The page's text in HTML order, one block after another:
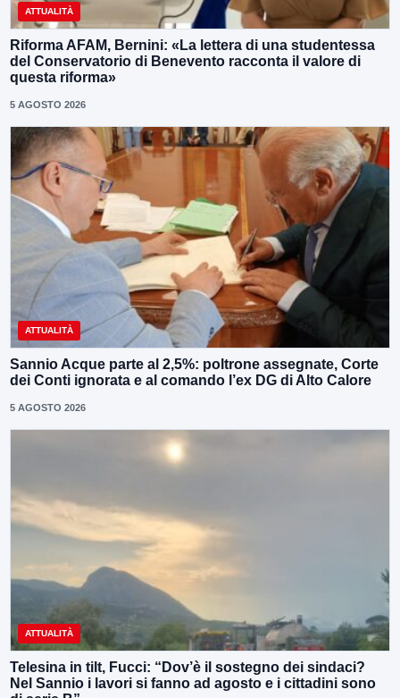
ATTUALITÀ
Riforma AFAM, Bernini: «La lettera di una studentessa
del Conservatorio di Benevento racconta il valore di
questa riforma»
5 AGOSTO 2026
ATTUALITÀ
Sannio Acque parte al 2,5%: poltrone assegnate, Corte
dei Conti ignorata e al comando l’ex DG di Alto Calore
5 AGOSTO 2026
ATTUALITÀ
Telesina in tilt, Fucci: “Dov’è il sostegno dei sindaci?
Nel Sannio i lavori si fanno ad agosto e i cittadini sono